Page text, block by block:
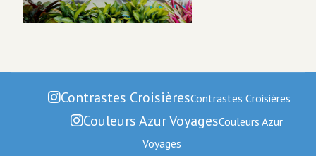
Contrastes CroisièresContrastes Croisières
Couleurs Azur VoyagesCouleurs Azur
Voyages